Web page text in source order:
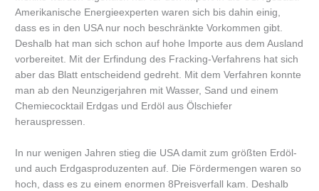
Amerikanische Energieexperten waren sich bis dahin einig,
dass es in den USA nur noch beschränkte Vorkommen gibt.
Deshalb hat man sich schon auf hohe Importe aus dem Ausland
vorbereitet. Mit der Erfindung des Fracking-Verfahrens hat sich
aber das Blatt entscheidend gedreht. Mit dem Verfahren konnte
man ab den Neunzigerjahren mit Wasser, Sand und einem
Chemiecocktail Erdgas und Erdöl aus Ölschiefer
herauspressen.
In nur wenigen Jahren stieg die USA damit zum größten Erdöl-
und auch Erdgasproduzenten auf. Die Fördermengen waren so
hoch, dass es zu einem enormen 8Preisverfall kam. Deshalb